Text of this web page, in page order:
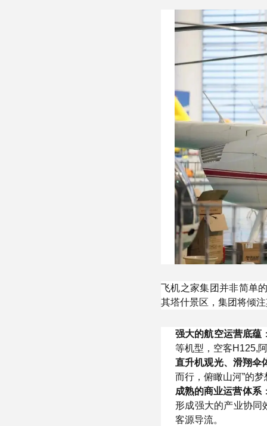
飞机之家集团并非简单
其塔什景区，集团将倾
强大的航空运营底蕴
等机型，空客H125,
直升机观光、滑翔伞
而行，俯瞰山河”的梦
成熟的商业运营体系
形成强大的产业协同
客源导流。